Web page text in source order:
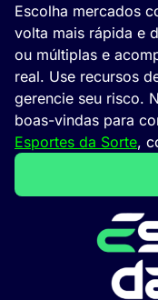
Escolha mercados
volta mais rápida e
ou múltiplas e
real. Use recursos
gerencie seu risco.
boas-vindas para
Esportes da Sorte,